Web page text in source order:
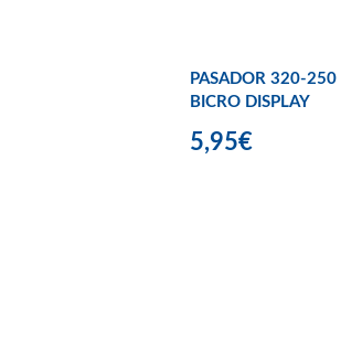
PASADOR 320-250
BICRO DISPLAY
5,95€